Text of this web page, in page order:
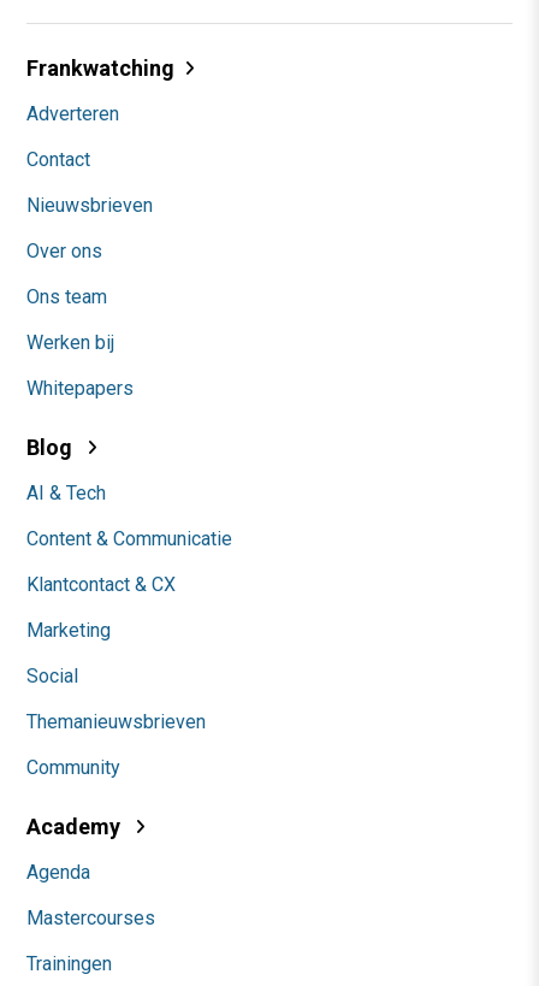
Frankwatching
Adverteren
Contact
Nieuwsbrieven
Over ons
Ons team
Werken bij
Whitepapers
Blog
AI & Tech
Content & Communicatie
Klantcontact & CX
Marketing
Social
Themanieuwsbrieven
Community
Academy
Agenda
Mastercourses
Trainingen